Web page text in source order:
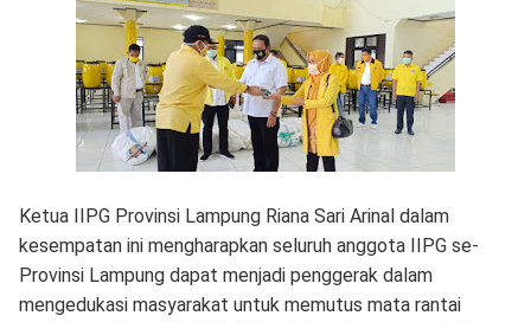
Ketua IIPG Provinsi Lampung Riana Sari Arinal dalam
kesempatan ini mengharapkan seluruh anggota IIPG se-
Provinsi Lampung dapat menjadi penggerak dalam
mengedukasi masyarakat untuk memutus mata rantai